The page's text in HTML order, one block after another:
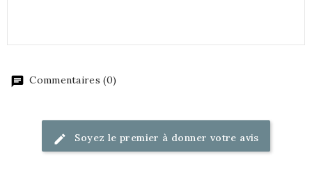
Commentaires (0)
Soyez le premier à donner votre avis